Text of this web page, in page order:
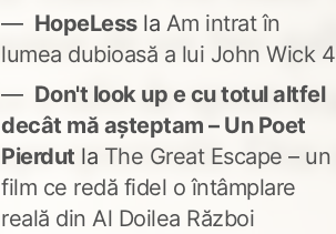
HopeLessla Am intrat în
lumea dubioasă a lui John Wick 4
Don't look up e cu totul altfel
decât mă așteptam – Un Poet
Pierdut la The Great Escape – un
film ce redă fidel o întâmplare
reală din Al Doilea Război